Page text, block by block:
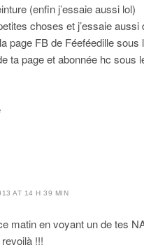
(enfin j’essaie aussi lol)
choses et j’essaie
page FB de Féeféedille
ta page et abonnée hc sous
AT 14 H 39 MIN
matin en voyant un de tes
!!!